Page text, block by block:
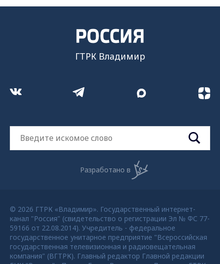
ГТРК Владимир
Разработано в
© 2026 ГТРК «Владимир». Государственный интернет-
канал "Россия" (свидетельство о регистрации Эл № ФС 77-
59166 от 22.08.2014). Учредитель - федеральное
государственное унитарное предприятие "Всероссийская
государственная телевизионная и радиовещательная
компания" (ВГТРК). Главный редактор Главной редакции